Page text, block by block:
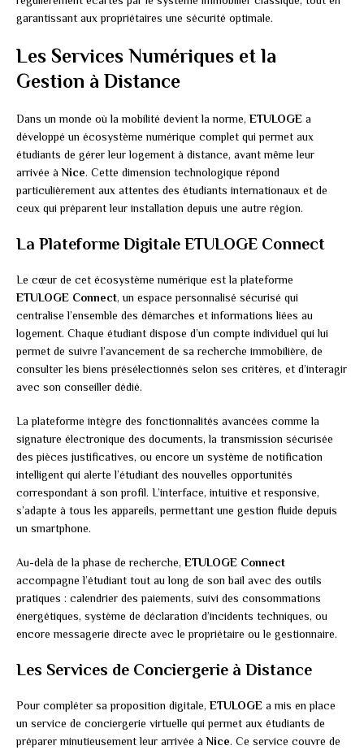
garantissant aux propriétaires une sécurité optimale.
Les Services Numériques et la
Gestion à Distance
Dans un monde où la mobilité devient la norme, ETULOGE a
développé un écosystème numérique complet qui permet aux
étudiants de gérer leur logement à distance, avant même leur
arrivée àNice. Cette dimension technologique répond
particulièrement aux attentes des étudiants internationaux et de
ceux qui préparent leur installation depuis une autre région.
La Plateforme Digitale ETULOGE Connect
Le cœur de cet écosystème numérique est la plateforme
ETULOGE Connect, un espace personnalisé sécurisé qui
centralise l’ensemble des démarches et informations liées au
logement. Chaque étudiant dispose d’un compte individuel qui lui
permet de suivre l’avancement de sa recherche immobilière, de
consulter les biens présélectionnés selon ses critères, et d’interagir
avec son conseiller dédié.
La plateforme intègre des fonctionnalités avancées comme la
signature électronique des documents, la transmission sécurisée
des pièces justificatives, ou encore un système de notification
intelligent qui alerte l’étudiant des nouvelles opportunités
correspondant à son profil. L’interface, intuitive et responsive,
s’adapte à tous les appareils, permettant une gestion fluide depuis
un smartphone.
Au-delà de la phase de recherche, ETULOGE Connect
accompagne l’étudiant tout au long de son bail avec des outils
pratiques : calendrier des paiements, suivi des consommations
énergétiques, système de déclaration d’incidents techniques, ou
encore messagerie directe avec le propriétaire ou le gestionnaire.
Les Services de Conciergerie à Distance
Pour compléter sa proposition digitale, ETULOGE a mis en place
un service de conciergerie virtuelle qui permet aux étudiants de
préparer minutieusement leur arrivée àNice. Ce service couvre de